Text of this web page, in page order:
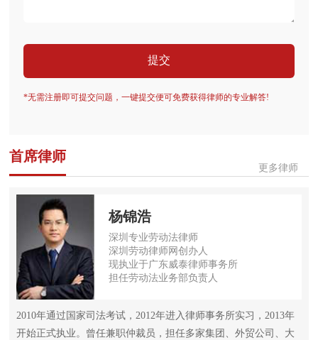
提交
*无需注册即可提交问题，一键提交便可免费获得律师的专业解答!
首席律师
更多律师
杨锦浩
深圳专业劳动法律师
深圳劳动律师网创办人
现执业于广东威泰律师事务所
担任劳动法业务部负责人
2010年通过国家司法考试，2012年进入律师事务所实习，2013年
开始正式执业。曾任兼职仲裁员，担任多家集团、外贸公司、大